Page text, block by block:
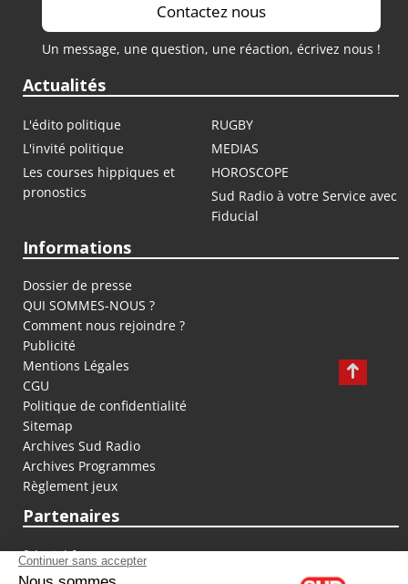
Contactez nous
Un message, une question, une réaction, écrivez nous !
Actualités
L'édito politique
RUGBY
L'invité politique
MEDIAS
Les courses hippiques et
pronostics
HOROSCOPE
Sud Radio à votre Service avec
Fiducial
Informations
Dossier de presse
QUI SOMMES-NOUS ?
Comment nous rejoindre ?
Publicité
Mentions Légales
CGU
Politique de confidentialité
Sitemap
Archives Sud Radio
Archives Programmes
Règlement jeux
Partenaires
fiducial.fr
lyoncapitale.fr